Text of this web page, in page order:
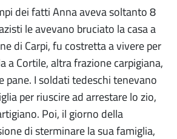
dei fatti Anna aveva soltanto 8
le avevano bruciato la casa a
di Carpi, fu costretta a vivere per
a Cortile, altra frazione carpigiana,
pane. I soldati tedeschi tenevano
per riuscire ad arrestare lo zio,
Poi, il giorno della
di sterminare la sua famiglia,